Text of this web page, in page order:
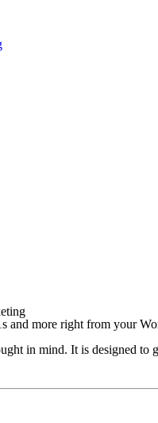
and more right from your
in mind. It is designed